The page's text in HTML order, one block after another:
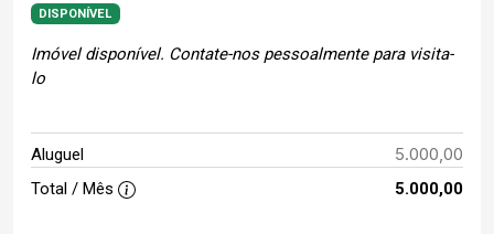
DISPONÍVEL
Imóvel disponível. Contate-nos pessoalmente para visita-
lo
Aluguel 5.000,00
Total / Mês 5.000,00